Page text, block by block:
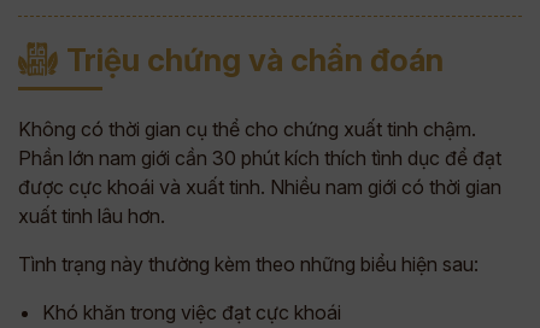
Triệu chứng và chẩn đoán
Không có thời gian cụ thể cho chứng xuất tinh chậm.
Phần lớn nam giới cần 30 phút kích thích tình dục để đạt
được cực khoái và xuất tinh. Nhiều nam giới có thời gian
xuất tinh lâu hơn.
Tình trạng này thường kèm theo những biểu hiện sau:
Khó khăn trong việc đạt cực khoái